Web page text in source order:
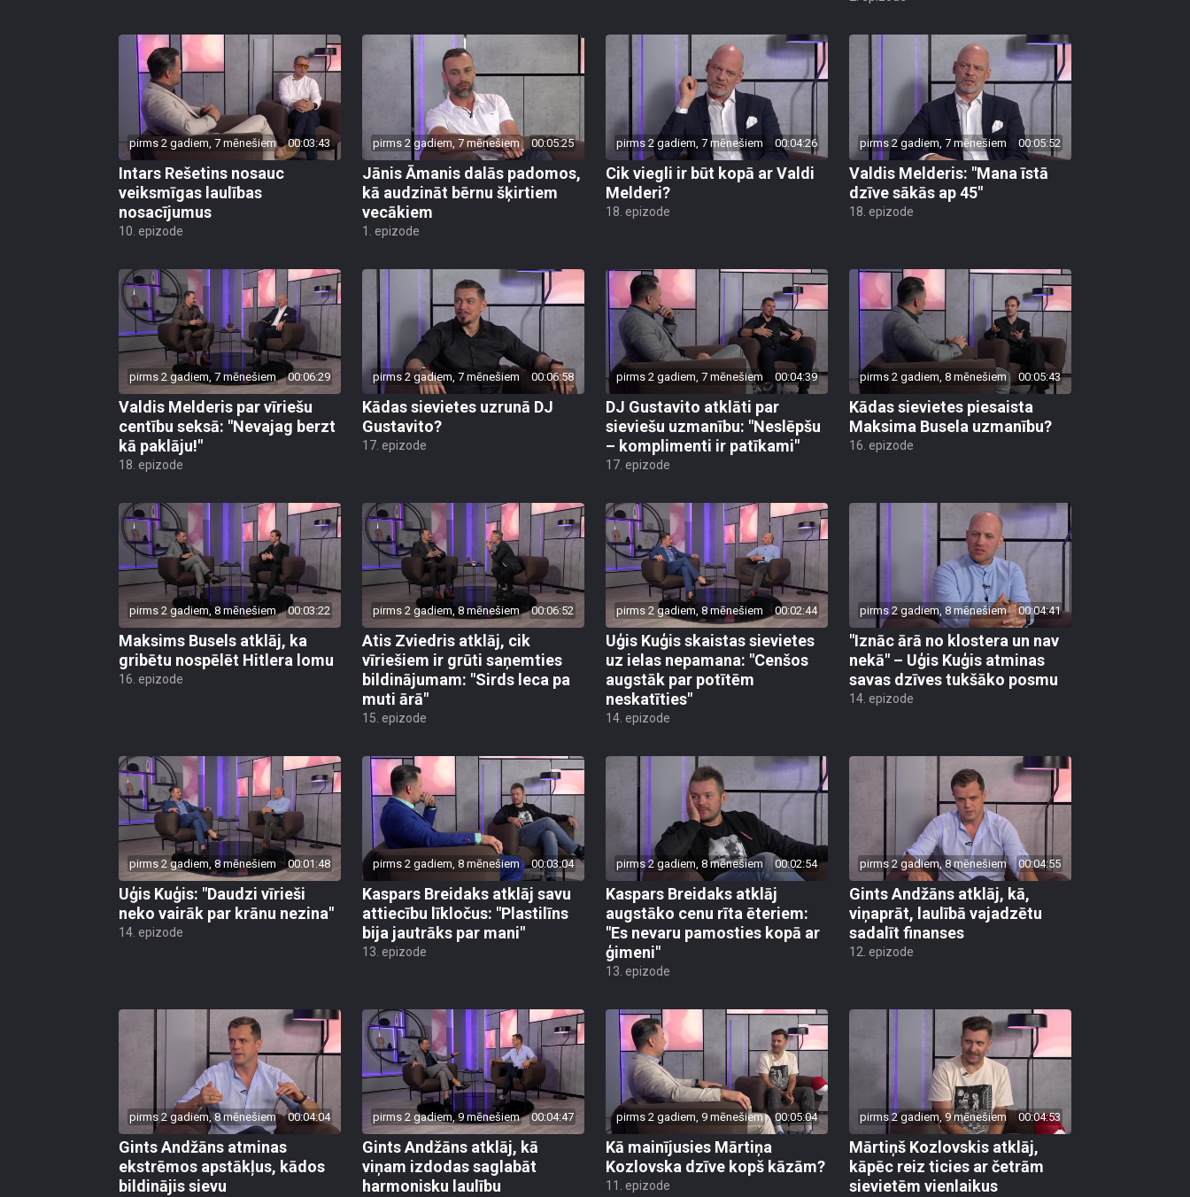
pirms 2 gadiem, 7 mēnešiem 00:03:43
Intars Rešetins nosauc
veiksmīgas laulības
nosacījumus
10. epizode
pirms 2 gadiem, 7 mēnešiem 00:05:25
Jānis Āmanis dalās padomos,
kā audzināt bērnu šķirtiem
vecākiem
1. epizode
pirms 2 gadiem, 7 mēnešiem 00:04:26
Cik viegli ir būt kopā ar Valdi
Melderi?
18. epizode
pirms 2 gadiem, 7 mēnešiem 00:05:52
Valdis Melderis: "Mana īstā
dzīve sākās ap 45"
18. epizode
pirms 2 gadiem, 7 mēnešiem 00:06:29
Valdis Melderis par vīriešu
centību seksā: "Nevajag berzt
kā paklāju!"
18. epizode
pirms 2 gadiem, 7 mēnešiem 00:06:58
Kādas sievietes uzrunā DJ
Gustavito?
17. epizode
pirms 2 gadiem, 7 mēnešiem 00:04:39
DJ Gustavito atklāti par
sieviešu uzmanību: "Neslēpšu
– komplimenti ir patīkami"
17. epizode
pirms 2 gadiem, 8 mēnešiem 00:05:43
Kādas sievietes piesaista
Maksima Busela uzmanību?
16. epizode
pirms 2 gadiem, 8 mēnešiem 00:03:22
Maksims Busels atklāj, ka
gribētu nospēlēt Hitlera lomu
16. epizode
pirms 2 gadiem, 8 mēnešiem 00:06:52
Atis Zviedris atklāj, cik
vīriešiem ir grūti saņemties
bildinājumam: "Sirds leca pa
muti ārā"
15. epizode
pirms 2 gadiem, 8 mēnešiem 00:02:44
Uģis Kuģis skaistas sievietes
uz ielas nepamana: "Cenšos
augstāk par potītēm
neskatīties"
14. epizode
pirms 2 gadiem, 8 mēnešiem 00:04:41
"Iznāc ārā no klostera un nav
nekā" – Uģis Kuģis atminas
savas dzīves tukšāko posmu
14. epizode
pirms 2 gadiem, 8 mēnešiem 00:01:48
Uģis Kuģis: "Daudzi vīrieši
neko vairāk par krānu nezina"
14. epizode
pirms 2 gadiem, 8 mēnešiem 00:03:04
Kaspars Breidaks atklāj savu
attiecību līkločus: "Plastilīns
bija jautrāks par mani"
13. epizode
pirms 2 gadiem, 8 mēnešiem 00:02:54
Kaspars Breidaks atklāj
augstāko cenu rīta ēteriem:
"Es nevaru pamosties kopā ar
ģimeni"
13. epizode
pirms 2 gadiem, 8 mēnešiem 00:04:55
Gints Andžāns atklāj, kā,
viņaprāt, laulībā vajadzētu
sadalīt finanses
12. epizode
pirms 2 gadiem, 8 mēnešiem 00:04:04
Gints Andžāns atminas
ekstrēmos apstākļus, kādos
bildinājis sievu
pirms 2 gadiem, 9 mēnešiem 00:04:47
Gints Andžāns atklāj, kā
viņam izdodas saglabāt
harmonisku laulību
pirms 2 gadiem, 9 mēnešiem 00:05:04
Kā mainījusies Mārtiņa
Kozlovska dzīve kopš kāzām?
11. epizode
pirms 2 gadiem, 9 mēnešiem 00:04:53
Mārtiņš Kozlovskis atklāj,
kāpēc reiz ticies ar četrām
sievietēm vienlaikus